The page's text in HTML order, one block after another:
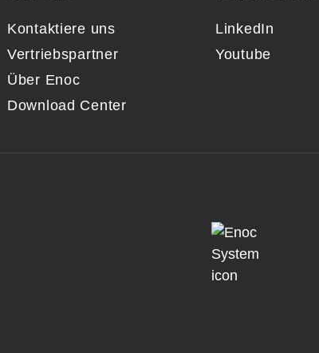
Kontaktiere uns
Vertriebspartner
Über Enoc
Download Center
LinkedIn
Youtube